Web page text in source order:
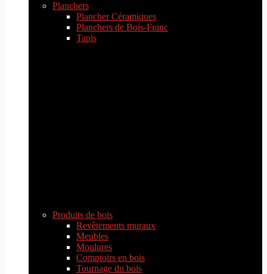
Planchers
Plancher Céramiques
Planchers de Bois-Franc
Tapis
Produits de bois
Revêtements muraux
Meubles
Moulures
Comptoirs en bois
Tournage du bois